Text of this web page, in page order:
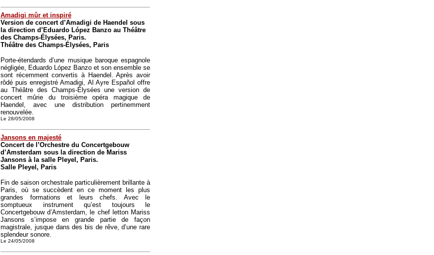
Amadigi mûr et inspiré
Version de concert d’Amadigi de Haendel sous
la direction d’Eduardo López Banzo au Théâtre
des Champs-Élysées, Paris.
Théâtre des Champs-Élysées, Paris
Porte-étendards d’une musique baroque espagnole
négligée, Eduardo López Banzo et son ensemble se
sont récemment convertis à Haendel. Après avoir
rôdé puis enregistré Amadigi, Al Ayre Español offre
au Théâtre des Champs-Élysées une version de
concert mûrie du troisième opéra magique de
Haendel, avec une distribution pertinemment
renouvelée.
Le 28/05/2008
Jansons en majesté
Concert de l’Orchestre du Concertgebouw
d’Amsterdam sous la direction de Mariss
Jansons à la salle Pleyel, Paris.
Salle Pleyel, Paris
Fin de saison orchestrale particulièrement brillante à
Paris, où se succèdent en ce moment les plus
grandes formations et leurs chefs. Avec le
somptueux instrument qu’est toujours le
Concertgebouw d’Amsterdam, le chef letton Mariss
Jansons s’impose en grande partie de façon
magistrale, jusque dans des bis de rêve, d’une rare
splendeur sonore.
Le 24/05/2008